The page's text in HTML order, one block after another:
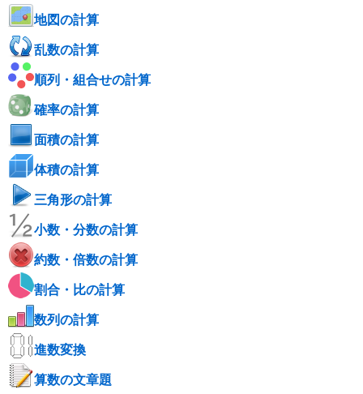
地図の計算
乱数の計算
順列・組合せの計算
確率の計算
面積の計算
体積の計算
三角形の計算
小数・分数の計算
約数・倍数の計算
割合・比の計算
数列の計算
進数変換
算数の文章題